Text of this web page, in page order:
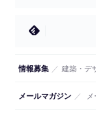
情報募集 ／ 建築・デ
メールマガジン ／